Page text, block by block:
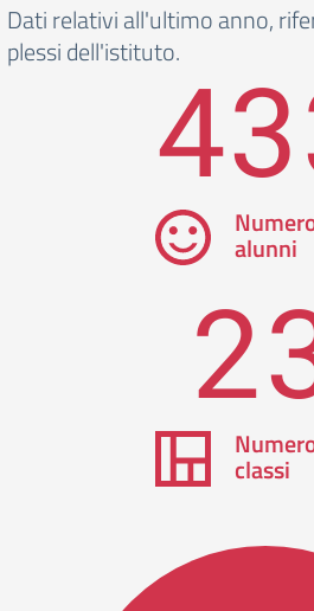
Dati relativi all'ultimo anno,
plessi dell'istituto.
alunni
classi